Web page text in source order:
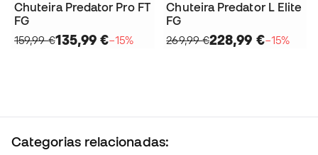
Chuteira Predator Pro FT
FG
159,99 €135,99 €−15%
Chuteira Predator L Elite
FG
269,99 €228,99 €−15%
Categorias relacionadas: